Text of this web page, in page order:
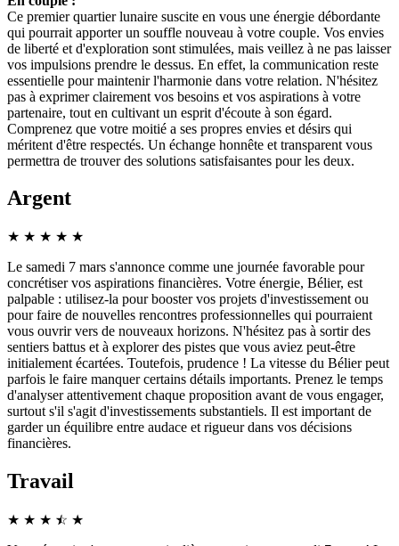
Ce premier quartier lunaire suscite en vous une énergie débordante
qui pourrait apporter un souffle nouveau à votre couple. Vos envies
de liberté et d'exploration sont stimulées, mais veillez à ne pas laisser
vos impulsions prendre le dessus. En effet, la communication reste
essentielle pour maintenir l'harmonie dans votre relation. N'hésitez
pas à exprimer clairement vos besoins et vos aspirations à votre
partenaire, tout en cultivant un esprit d'écoute à son égard.
Comprenez que votre moitié a ses propres envies et désirs qui
méritent d'être respectés. Un échange honnête et transparent vous
permettra de trouver des solutions satisfaisantes pour les deux.
Argent
★ ★ ★ ★ ★
Le samedi 7 mars s'annonce comme une journée favorable pour
concrétiser vos aspirations financières. Votre énergie, Bélier, est
palpable : utilisez-la pour booster vos projets d'investissement ou
pour faire de nouvelles rencontres professionnelles qui pourraient
vous ouvrir vers de nouveaux horizons. N'hésitez pas à sortir des
sentiers battus et à explorer des pistes que vous aviez peut-être
initialement écartées. Toutefois, prudence ! La vitesse du Bélier peut
parfois le faire manquer certains détails importants. Prenez le temps
d'analyser attentivement chaque proposition avant de vous engager,
surtout s'il s'agit d'investissements substantiels. Il est important de
garder un équilibre entre audace et rigueur dans vos décisions
financières.
Travail
★ ★ ★ ☆
★ ★